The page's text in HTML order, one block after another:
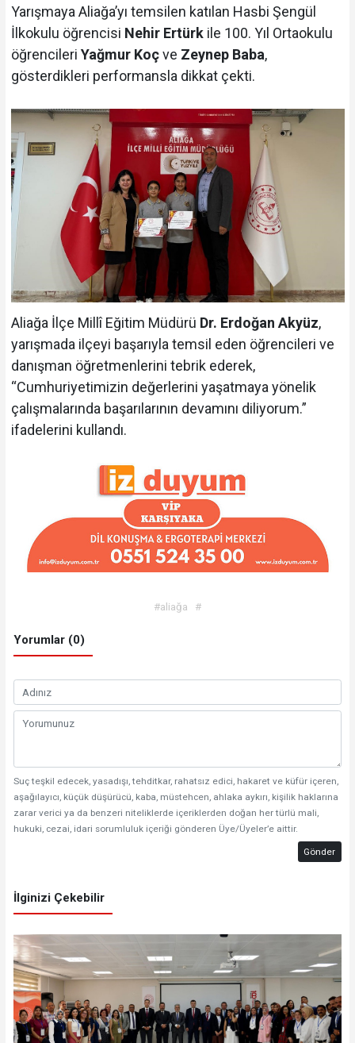
Yarışmaya Aliağa’yı temsilen katılan Hasbi Şengül
İlkokulu öğrencisi Nehir Ertürkile 100. Yıl Ortaokulu
öğrencileri Yağmur Koçve Zeynep Baba,
gösterdikleri performansla dikkat çekti.
Aliağa İlçe Millî Eğitim Müdürü Dr. Erdoğan Akyüz,
yarışmada ilçeyi başarıyla temsil eden öğrencileri ve
danışman öğretmenlerini tebrik ederek,
“Cumhuriyetimizin değerlerini yaşatmaya yönelik
çalışmalarında başarılarının devamını diliyorum.”
ifadelerini kullandı.
#aliağa #
Yorumlar (0)
Suç teşkil edecek, yasadışı, tehditkar, rahatsız edici, hakaret ve küfür içeren,
aşağılayıcı, küçük düşürücü, kaba, müstehcen, ahlaka aykırı, kişilik haklarına
zarar verici ya da benzeri niteliklerde içeriklerden doğan her türlü mali,
hukuki, cezai, idari sorumluluk içeriği gönderen Üye/Üyeler’e aittir.
Gönder
İlginizi Çekebilir